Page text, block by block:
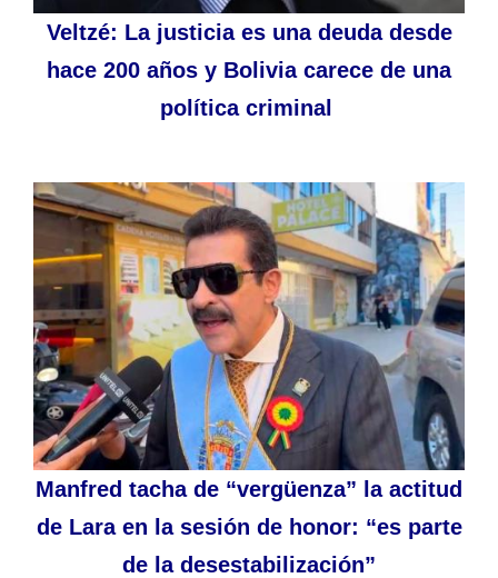
Veltzé: La justicia es una deuda desde
hace 200 años y Bolivia carece de una
política criminal
Manfred tacha de “vergüenza” la actitud
de Lara en la sesión de honor: “es parte
de la desestabilización”